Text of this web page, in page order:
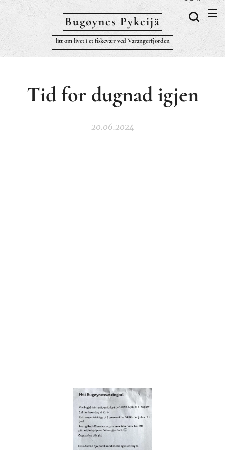
Bugøynes Pykeijä
litt om livet i et fiskevær ved Varangerfjorden
Tid for dugnad igjen
20.06.2024